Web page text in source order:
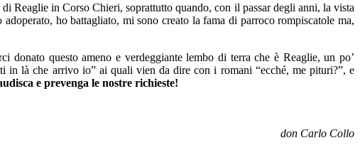
Reaglie in Corso Chieri, soprattutto quando, con il passar degli anni, la vista
ho battagliato, mi sono creato la fama di parroco rompiscatole ma,
donato questo ameno e verdeggiante lembo di terra che è Reaglie, un po’
in là che arrivo io” ai quali vien da dire con i romani “ecché, me pituri?”, e
e prevenga le nostre richieste!
don Carlo Collo